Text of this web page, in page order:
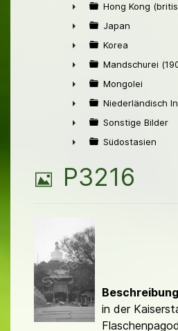
►
►
Hong Kong
►
Japan
►
Korea
►
Mandschurei
►
Mongolei
►
Niederländisch
►
Sonstige Bilder
Südostasien
B
l
d
P3216
in der